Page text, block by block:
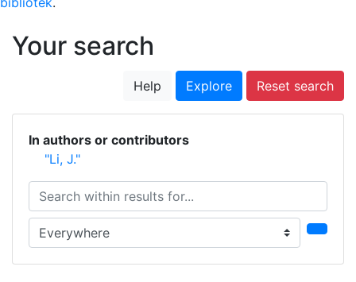
Your search
Help Explore Reset search
In authors or contributors
"Li, J."
Search within results for...
Search in...